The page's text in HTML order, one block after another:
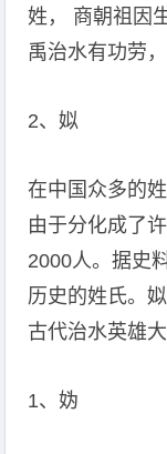
姓， 商朝祖因
禹治水有功劳
2、姒
在中国众多的
由于分化成了
2000人。据史
历史的姓氏。
古代治水英雄大
1、妫